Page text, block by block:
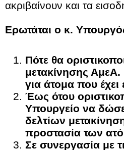
ακριβαίνουν και τα
Ερωτάται ο κ.
Πότε θα
μετακίνησης ΑμεΑ.
για άτομα που
Έως ότου
Υπουργείο να
δελτίων
προστασία των
Σε συνεργασία με